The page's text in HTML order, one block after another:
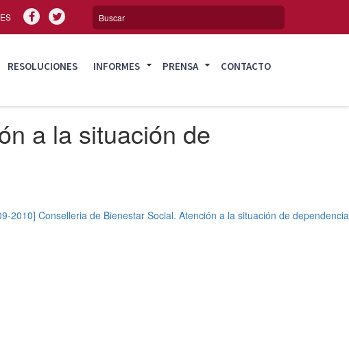
ES
RESOLUCIONES INFORMES PRENSA CONTACTO
a la situación de
2010] Conselleria de Bienestar Social. Atención a la situación de dependencia